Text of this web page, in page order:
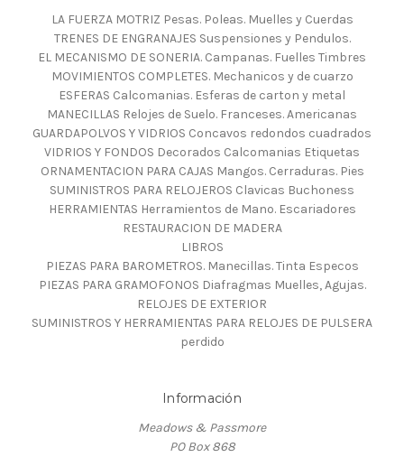
LA FUERZA MOTRIZ Pesas. Poleas. Muelles y Cuerdas
TRENES DE ENGRANAJES Suspensiones y Pendulos.
EL MECANISMO DE SONERIA. Campanas. Fuelles Timbres
MOVIMIENTOS COMPLETES. Mechanicos y de cuarzo
ESFERAS Calcomanias. Esferas de carton y metal
MANECILLAS Relojes de Suelo. Franceses. Americanas
GUARDAPOLVOS Y VIDRIOS Concavos redondos cuadrados
VIDRIOS Y FONDOS Decorados Calcomanias Etiquetas
ORNAMENTACION PARA CAJAS Mangos. Cerraduras. Pies
SUMINISTROS PARA RELOJEROS Clavicas Buchoness
HERRAMIENTAS Herramientos de Mano. Escariadores
RESTAURACION DE MADERA
LIBROS
PIEZAS PARA BAROMETROS. Manecillas. Tinta Especos
PIEZAS PARA GRAMOFONOS Diafragmas Muelles, Agujas.
RELOJES DE EXTERIOR
SUMINISTROS Y HERRAMIENTAS PARA RELOJES DE PULSERA
perdido
Información
Meadows & Passmore
PO Box 868